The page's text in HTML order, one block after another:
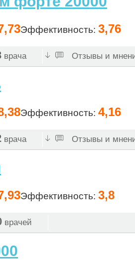
Эффективность: 3,76
врача Отзывы и
Эффективность: 4,16
врача Отзывы и
Эффективность: 3,8
врачей